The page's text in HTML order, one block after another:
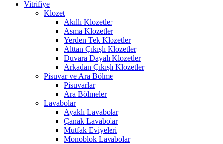
Vitrifiye
Klozet
Akıllı Klozetler
Asma Klozetler
Yerden Tek Klozetler
Alttan Çıkışlı Klozetler
Duvara Dayalı Klozetler
Arkadan Çıkışlı Klozetler
Pisuvar ve Ara Bölme
Pisuvarlar
Ara Bölmeler
Lavabolar
Ayaklı Lavabolar
Çanak Lavabolar
Mutfak Eviyeleri
Monoblok Lavabolar